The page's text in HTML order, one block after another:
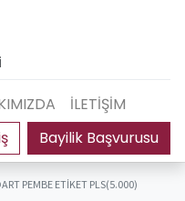
Bayilik Başvurusu
İLETİŞİM
PEMBE ETİKET PLS(5.000)